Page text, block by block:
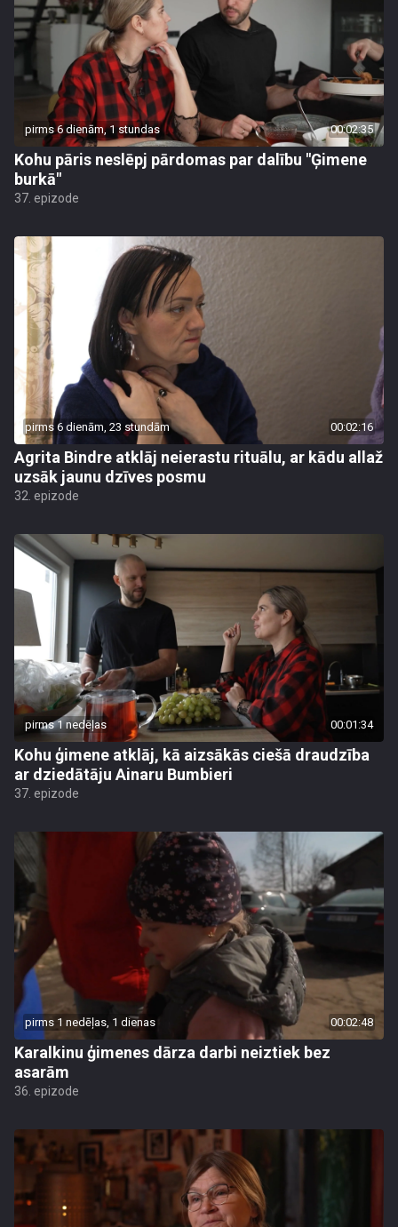
pirms 6 dienām, 1 stundas 00:02:35
Kohu pāris neslēpj pārdomas par dalību "Ģimene
burkā"
37. epizode
pirms 6 dienām, 23 stundām 00:02:16
Agrita Bindre atklāj neierastu rituālu, ar kādu allaž
uzsāk jaunu dzīves posmu
32. epizode
pirms 1 nedēļas 00:01:34
Kohu ģimene atklāj, kā aizsākās ciešā draudzība
ar dziedātāju Ainaru Bumbieri
37. epizode
pirms 1 nedēļas, 1 dienas 00:02:48
Karalkinu ģimenes dārza darbi neiztiek bez
asarām
36. epizode